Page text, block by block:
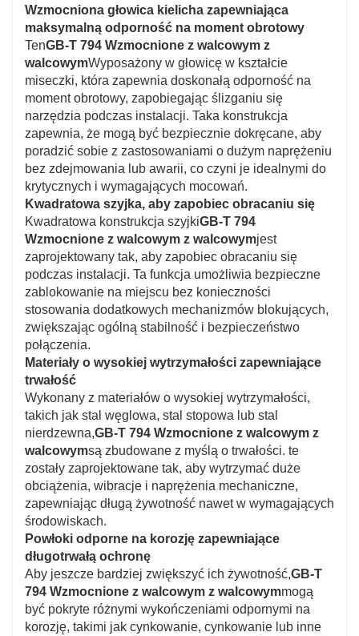
Wzmocniona głowica kielicha zapewniająca
maksymalną odporność na moment obrotowy
TenGB-T 794 Wzmocnione z walcowym z
walcowymWyposażony w głowicę w kształcie
miseczki, która zapewnia doskonałą odporność na
moment obrotowy, zapobiegając ślizganiu się
narzędzia podczas instalacji. Taka konstrukcja
zapewnia, że mogą być bezpiecznie dokręcane, aby
poradzić sobie z zastosowaniami o dużym naprężeniu
bez zdejmowania lub awarii, co czyni je idealnymi do
krytycznych i wymagających mocowań.
Kwadratowa szyjka, aby zapobiec obracaniu się
Kwadratowa konstrukcja szyjkiGB-T 794
Wzmocnione z walcowym z walcowymjest
zaprojektowany tak, aby zapobiec obracaniu się
podczas instalacji. Ta funkcja umożliwia bezpieczne
zablokowanie na miejscu bez konieczności
stosowania dodatkowych mechanizmów blokujących,
zwiększając ogólną stabilność i bezpieczeństwo
połączenia.
Materiały o wysokiej wytrzymałości zapewniające
trwałość
Wykonany z materiałów o wysokiej wytrzymałości,
takich jak stal węglowa, stal stopowa lub stal
nierdzewna,GB-T 794 Wzmocnione z walcowym z
walcowymsą zbudowane z myślą o trwałości. te
zostały zaprojektowane tak, aby wytrzymać duże
obciążenia, wibracje i naprężenia mechaniczne,
zapewniając długą żywotność nawet w wymagających
środowiskach.
Powłoki odporne na korozję zapewniające
długotrwałą ochronę
Aby jeszcze bardziej zwiększyć ich żywotność,GB-T
794 Wzmocnione z walcowym z walcowymmogą
być pokryte różnymi wykończeniami odpornymi na
korozję, takimi jak cynkowanie, cynkowanie lub inne